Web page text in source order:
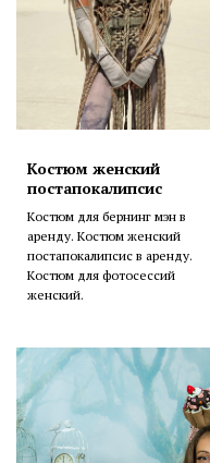
Костюм женский
постапокалипсис
Костюм для бернинг мэн в
аренду. Костюм женский
постапокалипсис в аренду.
Костюм для фотосессий
женский.